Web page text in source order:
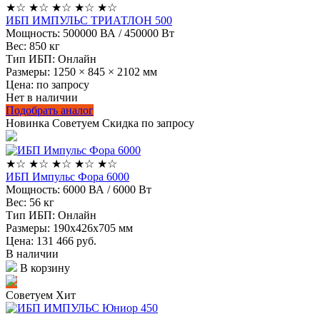
★☆ ★☆ ★☆ ★☆ ★☆
ИБП ИМПУЛЬС ТРИАТЛОН 500
Мощность: 500000 ВА / 450000 Вт
Вес: 850 кг
Тип ИБП: Онлайн
Размеры: 1250 × 845 × 2102 мм
Цена: по запросу
Нет в наличии
Подобрать аналог
Новинка Советуем Скидка по запросу
★☆ ★☆ ★☆ ★☆ ★☆
ИБП Импульс Фора 6000
Мощность: 6000 ВА / 6000 Вт
Вес: 56 кг
Тип ИБП: Онлайн
Размеры: 190x426x705 мм
Цена: 131 466 руб.
В наличии
В корзину
Советуем Хит